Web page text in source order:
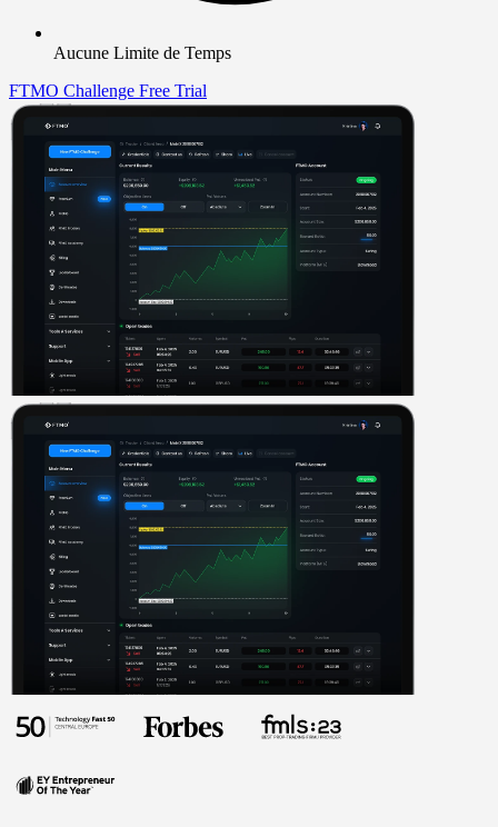
Aucune Limite de Temps
FTMO Challenge Free Trial